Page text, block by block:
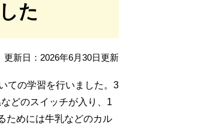
た
更新日：2026年6月30日更新
ての学習を行いました。3
どのスイッチが入り、1
ためには牛乳などのカル